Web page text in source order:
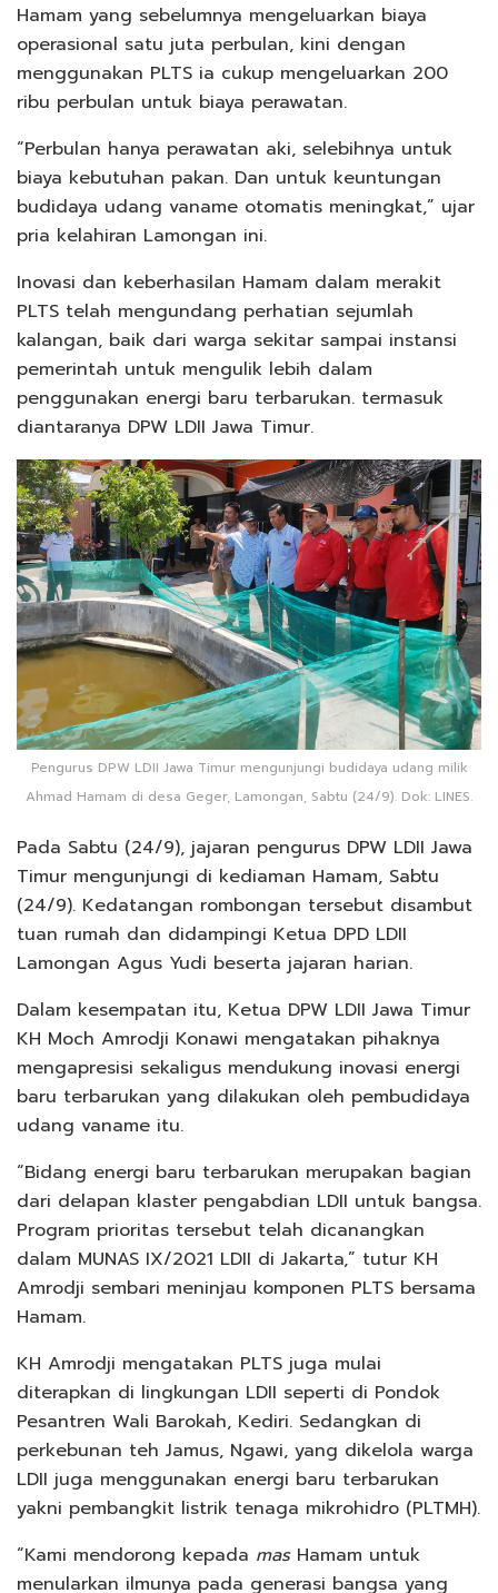
Hamam yang sebelumnya mengeluarkan biaya
operasional satu juta perbulan, kini dengan
menggunakan PLTS ia cukup mengeluarkan 200
ribu perbulan untuk biaya perawatan.
“Perbulan hanya perawatan aki, selebihnya untuk
biaya kebutuhan pakan. Dan untuk keuntungan
budidaya udang vaname otomatis meningkat,” ujar
pria kelahiran Lamongan ini.
Inovasi dan keberhasilan Hamam dalam merakit
PLTS telah mengundang perhatian sejumlah
kalangan, baik dari warga sekitar sampai instansi
pemerintah untuk mengulik lebih dalam
penggunakan energi baru terbarukan. termasuk
diantaranya DPW LDII Jawa Timur.
Pengurus DPW LDII Jawa Timur mengunjungi budidaya udang milik
Ahmad Hamam di desa Geger, Lamongan, Sabtu (24/9). Dok: LINES.
Pada Sabtu (24/9), jajaran pengurus DPW LDII Jawa
Timur mengunjungi di kediaman Hamam, Sabtu
(24/9). Kedatangan rombongan tersebut disambut
tuan rumah dan didampingi Ketua DPD LDII
Lamongan Agus Yudi beserta jajaran harian.
Dalam kesempatan itu, Ketua DPW LDII Jawa Timur
KH Moch Amrodji Konawi mengatakan pihaknya
mengapresisi sekaligus mendukung inovasi energi
baru terbarukan yang dilakukan oleh pembudidaya
udang vaname itu.
“Bidang energi baru terbarukan merupakan bagian
dari delapan klaster pengabdian LDII untuk bangsa.
Program prioritas tersebut telah dicanangkan
dalam MUNAS IX/2021 LDII di Jakarta,” tutur KH
Amrodji sembari meninjau komponen PLTS bersama
Hamam.
KH Amrodji mengatakan PLTS juga mulai
diterapkan di lingkungan LDII seperti di Pondok
Pesantren Wali Barokah, Kediri. Sedangkan di
perkebunan teh Jamus, Ngawi, yang dikelola warga
LDII juga menggunakan energi baru terbarukan
yakni pembangkit listrik tenaga mikrohidro (PLTMH).
“Kami mendorong kepada masHamam untuk
menularkan ilmunya pada generasi bangsa yang